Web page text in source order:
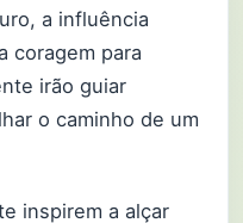
a influência
coragem para
irão guiar
o caminho de um
inspirem a alçar